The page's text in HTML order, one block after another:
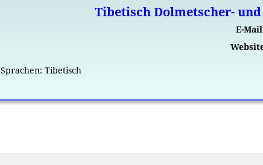
Tibetisch Dolmetscher-
E-Mail
Sprachen:Tibetisch